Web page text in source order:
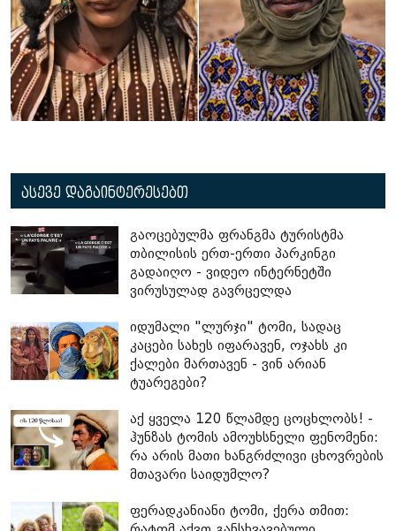
ასევე დაგაინტერესებთ
გაოცებულმა ფრანგმა ტურისტმა
თბილისის ერთ-ერთი პარკინგი
გადაიღო - ვიდეო ინტერნეტში
ვირუსულად გავრცელდა
იდუმალი "ლურჯი" ტომი, სადაც
კაცები სახეს იფარავენ, ოჯახს კი
ქალები მართავენ - ვინ არიან
ტუარეგები?
აქ ყველა 120 წლამდე ცოცხლობს! -
ჰუნზას ტომის ამოუხსნელი ფენომენი:
რა არის მათი ხანგრძლივი ცხოვრების
მთავარი საიდუმლო?
ფერადკანიანი ტომი, ქერა თმით: